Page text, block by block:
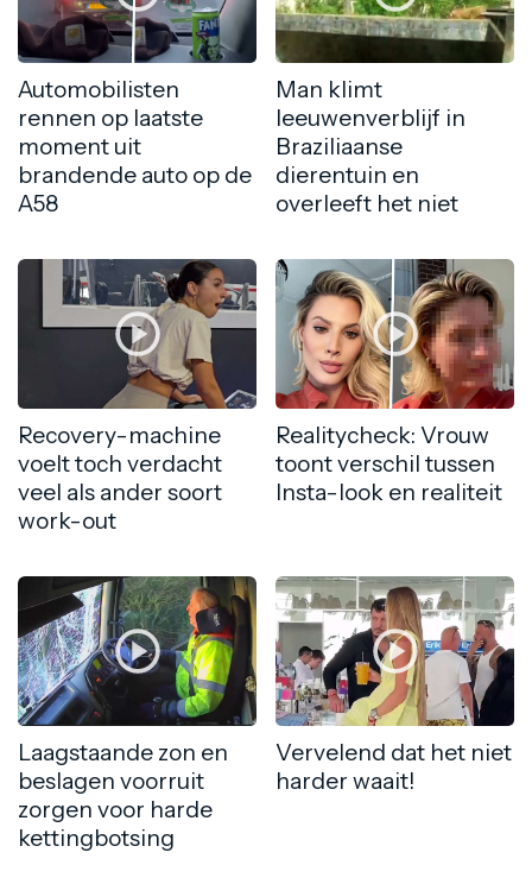
Automobilisten
rennen op laatste
moment uit
brandende auto op de
A58
Man klimt
leeuwenverblijf in
Braziliaanse
dierentuin en
overleeft het niet
Recovery-machine
voelt toch verdacht
veel als ander soort
work-out
Realitycheck: Vrouw
toont verschil tussen
Insta-look en realiteit
Laagstaande zon en
beslagen voorruit
zorgen voor harde
kettingbotsing
Vervelend dat het niet
harder waait!